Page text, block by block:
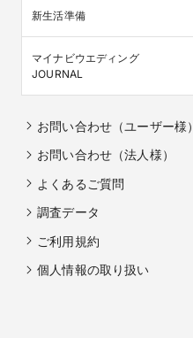
新生活準備
マイナビウエディング
JOURNAL
お問い合わせ（ユーザー様）
お問い合わせ（法人様）
よくあるご質問
調査データ
ご利用規約
個人情報の取り扱い